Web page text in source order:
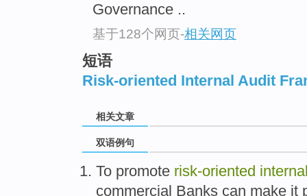
Governance ..
基于128个网页-相关网页
短语
Risk-oriented Internal Audit
相关文章
双语例句
To promote risk-oriented
commercial Banks can make it